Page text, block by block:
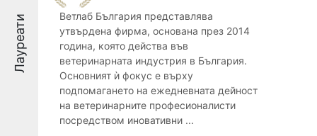
Лауреати
Ветлаб България представлява
утвърдена фирма, основана през 2014
година, която действа във
ветеринарната индустрия в България.
Основният ѝ фокус е върху
подпомагането на ежедневната дейност
на ветеринарните професионалисти
посредством иновативни ...